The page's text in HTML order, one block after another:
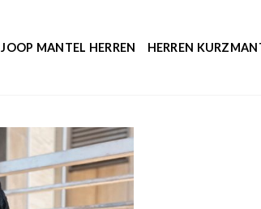
JOOP MANTEL HERREN HERREN